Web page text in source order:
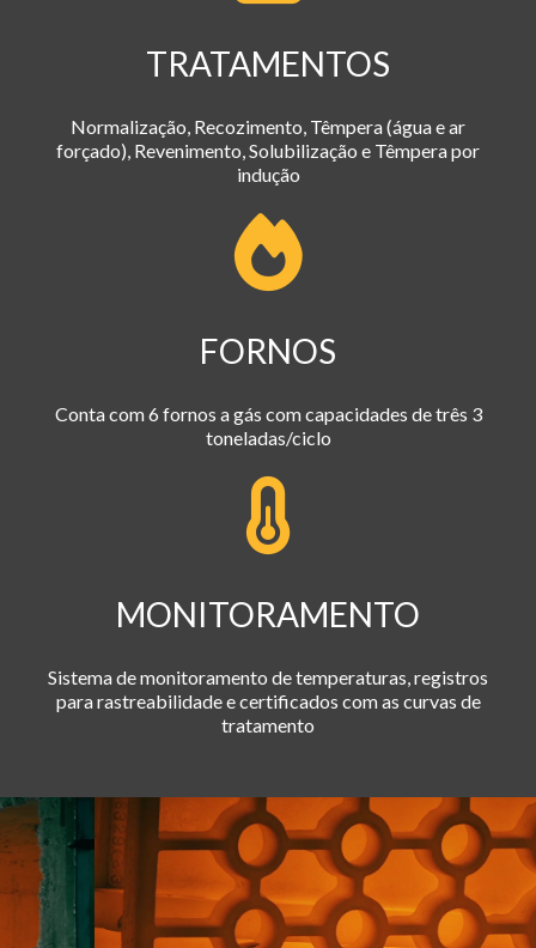
TRATAMENTOS
Normalização, Recozimento, Têmpera (água e ar
forçado), Revenimento, Solubilização e Têmpera por
indução
FORNOS
Conta com 6 fornos a gás com capacidades de três 3
toneladas/ciclo
MONITORAMENTO
Sistema de monitoramento de temperaturas, registros
para rastreabilidade e certificados com as curvas de
tratamento